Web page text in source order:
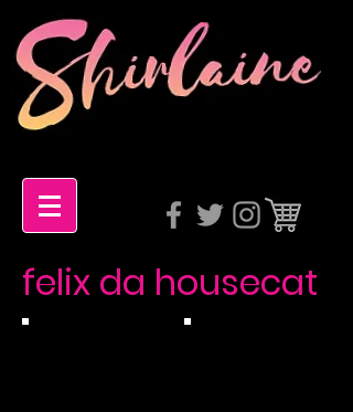
felix da housecat